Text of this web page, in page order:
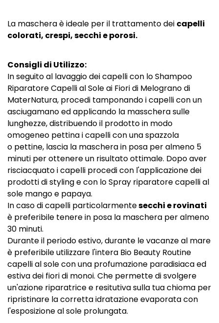
La maschera è ideale per il trattamento dei capelli
colorati, crespi, secchi e porosi.
Consigli di Utilizzo:
In seguito al lavaggio dei capelli con lo Shampoo
Riparatore Capelli al Sole ai Fiori di Melograno di
MaterNatura, procedi tamponando i capelli con un
asciugamano ed applicando la masschera sulle
lunghezze, distribuendo il prodotto in modo
omogeneo pettina i capelli con unaspazzola
o pettine, lascia la maschera in posa per almeno 5
minuti per ottenere un risultato ottimale. Dopo aver
risciacquato i capelli procedi con l'applicazione dei
prodotti distylinge con lo Spray riparatore capelli al
sole mango e papaya.
In caso di capelli particolarmentesecchi e rovinati
è preferibile tenere in posa la maschera per almeno
30 minuti.
Durante il periodo estivo, durante le vacanze al mare
è preferibile utilizzare l'intera Bio Beauty Routine
capelli al sole con una profumazione paradisiaca ed
estiva dei fiori di monoi. Che permette di svolgere
un'azione riparatrice e resitutiva sulla tua chioma per
ripristinare la corretta idratazione evaporata con
l'esposizione al sole prolungata.